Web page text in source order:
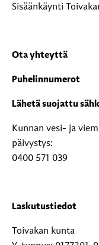
Sisäänkäynti
Ota yhteyttä
Puhelinnumerot
Lähetä suojattu
Kunnan vesi- ja
päivystys:
0400 571 039
Laskutustiedot
Toivakan kunta